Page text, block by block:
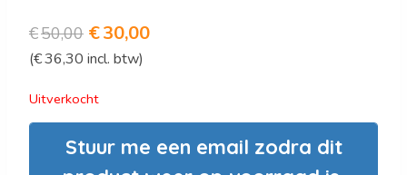
€50,00 Oorspronkelijke
prijs
was:
€50,00.
€30,00Huidige
€30,00.
(€36,30 incl. btw)
Uitverkocht
Stuur me een email zodra dit